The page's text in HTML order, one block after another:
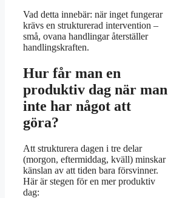
Vad detta innebär: när inget fungerar
krävs en strukturerad intervention –
små, ovana handlingar återställer
handlingskraften.
Hur får man en
produktiv dag när man
inte har något att
göra?
Att strukturera dagen i tre delar
(morgon, eftermiddag, kväll) minskar
känslan av att tiden bara försvinner.
Här är stegen för en mer produktiv
dag: